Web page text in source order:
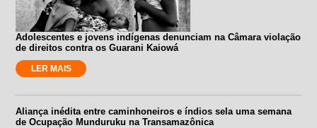
Adolescentes e jovens indígenas denunciam na Câmara violação
de direitos contra os Guarani Kaiowá
LER MAIS
Aliança inédita entre caminhoneiros e índios sela uma semana
de Ocupação Munduruku na Transamazônica